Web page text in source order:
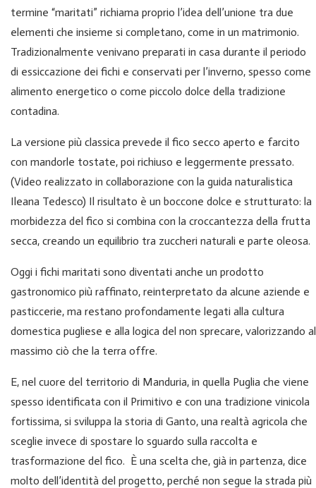
termine “maritati” richiama proprio l’idea dell’unione tra due
elementi che insieme si completano, come in un matrimonio.
Tradizionalmente venivano preparati in casa durante il periodo
di essiccazione dei fichi e conservati per l’inverno, spesso come
alimento energetico o come piccolo dolce della tradizione
contadina.
La versione più classica prevede il fico secco aperto e farcito
con mandorle tostate, poi richiuso e leggermente pressato.
(Video realizzato in collaborazione con la guida naturalistica
Ileana Tedesco) Il risultato è un boccone dolce e strutturato: la
morbidezza del fico si combina con la croccantezza della frutta
secca, creando un equilibrio tra zuccheri naturali e parte oleosa.
Oggi i fichi maritati sono diventati anche un prodotto
gastronomico più raffinato, reinterpretato da alcune aziende e
pasticcerie, ma restano profondamente legati alla cultura
domestica pugliese e alla logica del non sprecare, valorizzando al
massimo ciò che la terra offre.
E, nel cuore del territorio di Manduria, in quella Puglia che viene
spesso identificata con il Primitivo e con una tradizione vinicola
fortissima, si sviluppa la storia di Ganto, una realtà agricola che
sceglie invece di spostare lo sguardo sulla raccolta e
trasformazione del fico. È una scelta che, già in partenza, dice
molto dell’identità del progetto, perché non segue la strada più